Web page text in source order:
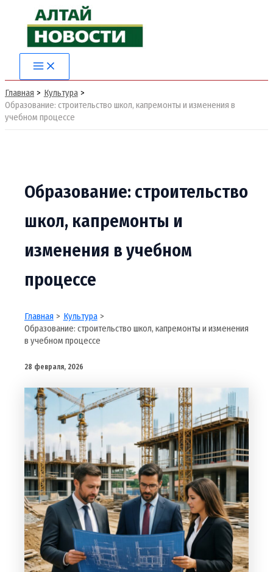
содержимому
Main
Menu
Главная
Культура
Образование: строительство школ, капремонты и изменения в
учебном процессе
Образование: строительство
школ, капремонты и
изменения в учебном
процессе
Главная
Культура
Образование: строительство школ, капремонты и изменения
в учебном процессе
28 февраля, 2026